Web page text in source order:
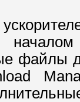
файлы